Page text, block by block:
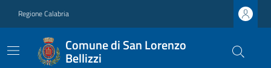
Regione Calabria
Comune di San Lorenzo
Bellizzi